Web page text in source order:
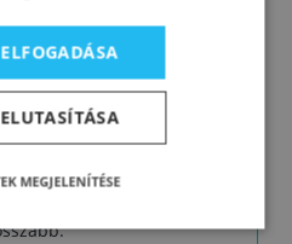
oldószer
páratartalom 65%):
A száradási idő
MEGJELENÍTÉSE